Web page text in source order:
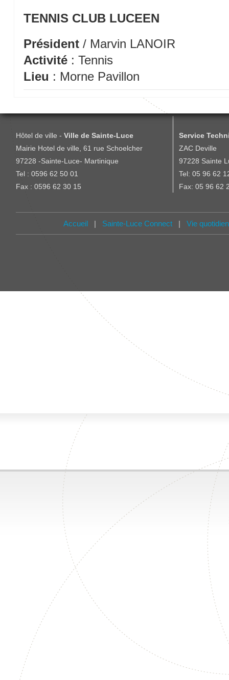
TENNIS CLUB LUCEEN
Président/ Marvin LANOIR
Activité: Tennis
Lieu : Morne Pavillon
Hôtel de ville - Ville de Sainte-Luce
Mairie Hotel de ville, 61 rue Schoelcher
97228 -Sainte-Luce- Martinique
Tel : 0596 62 50 01
Fax : 0596 62 30 15
Service
ZAC Deville
97228 Sainte
Tel: 05 96 62
Fax: 05 96 62
Accueil| Sainte-Luce Connect| Vie